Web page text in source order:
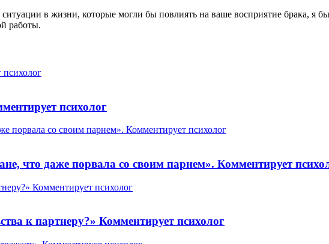
в жизни, которые могли бы повлиять на ваше восприятие брака, я
работы.
психолог
что даже порвала со своим парнем». Комментирует
к партнеру?» Комментирует психолог